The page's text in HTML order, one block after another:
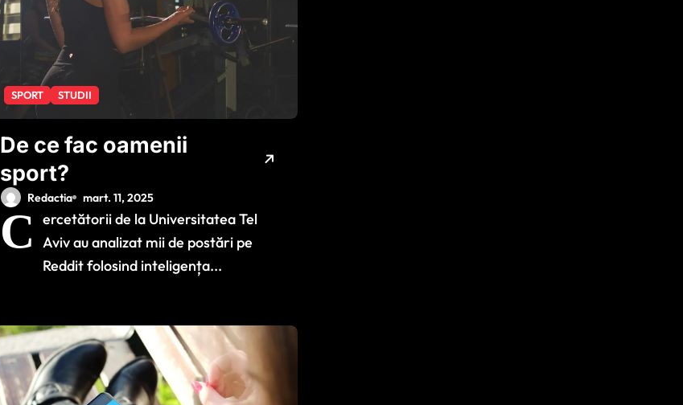
SPORT STUDII
De ce fac oamenii
sport?
Redactia mart. 11, 2025
C
ercetătorii de la Universitatea Tel
Aviv au analizat mii de postări pe
Reddit folosind inteligența...